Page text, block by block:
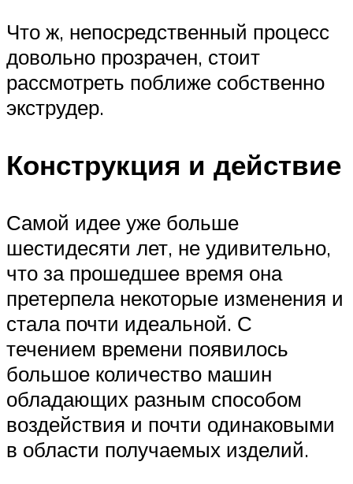
Что ж, непосредственный процесс
довольно прозрачен, стоит
рассмотреть поближе собственно
экструдер.
Конструкция и действие
Самой идее уже больше
шестидесяти лет, не удивительно,
что за прошедшее время она
претерпела некоторые изменения и
стала почти идеальной. С
течением времени появилось
большое количество машин
обладающих разным способом
воздействия и почти одинаковыми
в области получаемых изделий.